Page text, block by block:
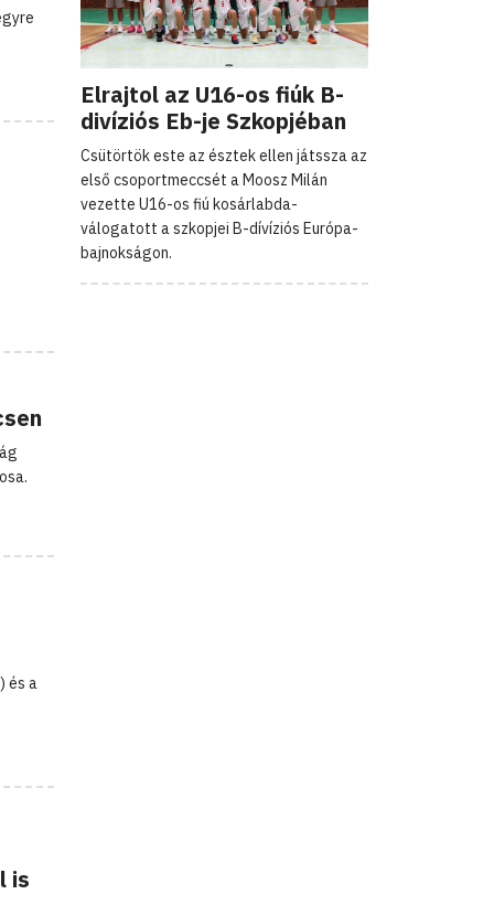
és a
is
Elrajtol az U16-os fiúk B-
divíziós Eb-je Szkopjéban
Csütörtök este az észtek ellen játssza az
első csoportmeccsét a Moosz Milán
vezette U16-os fiú kosárlabda-
válogatott a szkopjei B-dívíziós Európa-
bajnokságon.